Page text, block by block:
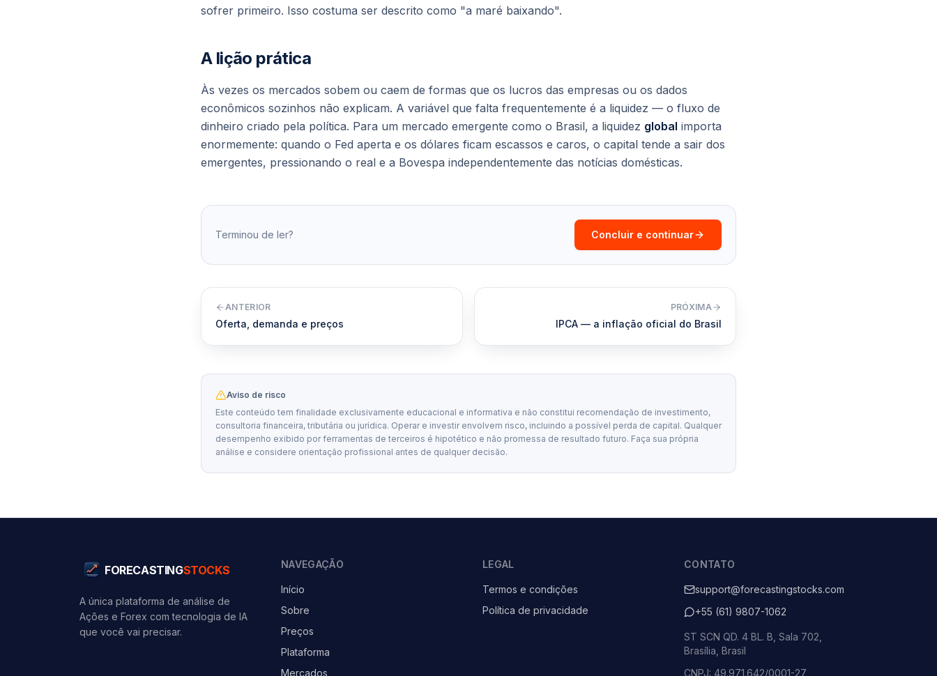
sofrer primeiro. Isso costuma ser descrito como "a maré baixando".
A lição prática
Às vezes os mercados sobem ou caem de formas que os lucros das empresas ou os dados
econômicos sozinhos não explicam. A variável que falta frequentemente é a liquidez — o fluxo de
dinheiro criado pela política. Para um mercado emergente como o Brasil, a liquidez global importa
enormemente: quando o Fed aperta e os dólares ficam escassos e caros, o capital tende a sair dos
emergentes, pressionando o real e a Bovespa independentemente das notícias domésticas.
Terminou de ler? Concluir e continuar
ANTERIOR
Oferta, demanda e preços
PRÓXIMA
IPCA — a inflação oficial do Brasil
Aviso de risco
Este conteúdo tem finalidade exclusivamente educacional e informativa e não constitui recomendação de investimento,
consultoria financeira, tributária ou jurídica. Operar e investir envolvem risco, incluindo a possível perda de capital. Qualquer
desempenho exibido por ferramentas de terceiros é hipotético e não promessa de resultado futuro. Faça sua própria
análise e considere orientação profissional antes de qualquer decisão.
FORECASTINGSTOCKS
A única plataforma de análise de
Ações e Forex com tecnologia de IA
que você vai precisar.
NAVEGAÇÃO
Início
Sobre
Preços
Plataforma
Mercados
LEGAL
Termos e condições
Política de privacidade
CONTATO
support@forecastingstocks.com
+55 (61) 9807-1062
ST SCN QD. 4 BL. B, Sala 702,
Brasília, Brasil
CNPJ: 49.971.642/0001-27